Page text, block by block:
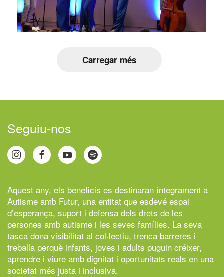
Carregar més
Seguiu-nos
Aquest any, els beneficis es destinaran íntegrament a
Autisme amb Futur, una entitat que esdevé espai
d’esperança, suport i defensa dels drets de les
persones amb autisme i les seves famílies. La seva
tasca dona visibilitat al col·lectiu, trenca barreres i
treballa perquè infants, joves i adults puguin créixer,
aprendre i viure amb dignitat i oportunitats reals en una
societat més justa i inclusiva.